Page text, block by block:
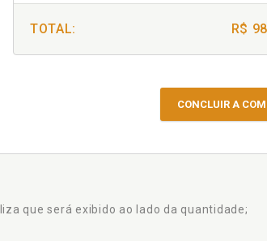
TOTAL: R$
CONCLUIR A
que será exibido ao lado da quantidade;